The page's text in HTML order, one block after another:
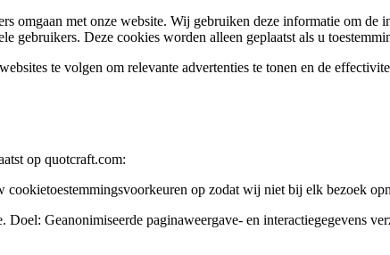
omgaan met onze website. Wij gebruiken deze informatie om de
gebruikers. Deze cookies worden alleen geplaatst als u
te volgen om relevante advertenties te tonen en de
op quotcraft.com:
op zodat wij niet bij elk bezoek
Geanonimiseerde paginaweergave- en interactiegegevens